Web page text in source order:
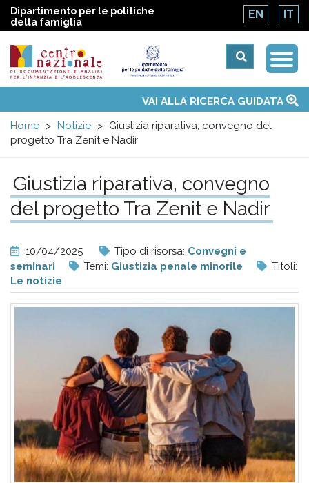
Dipartimento per le politiche
della famiglia
EN IT
Centro
nazionale
di
Documentazione
e
analisi
pr
l'infanzia
l'adolescenza
menu
Temi
Attività
Convenzione ONUVAI ALLA RICERCA GUIDATA
Home
Notizie
Giustizia riparativa, convegno del
progetto Tra Zenit e Nadir
Giustizia riparativa, convegno
del progetto Tra Zenit e Nadir
10/04/2025 Tipo di risorsa: Convegni e
seminari
Temi: Giustizia penale minorile
Titoli:
Le notizie